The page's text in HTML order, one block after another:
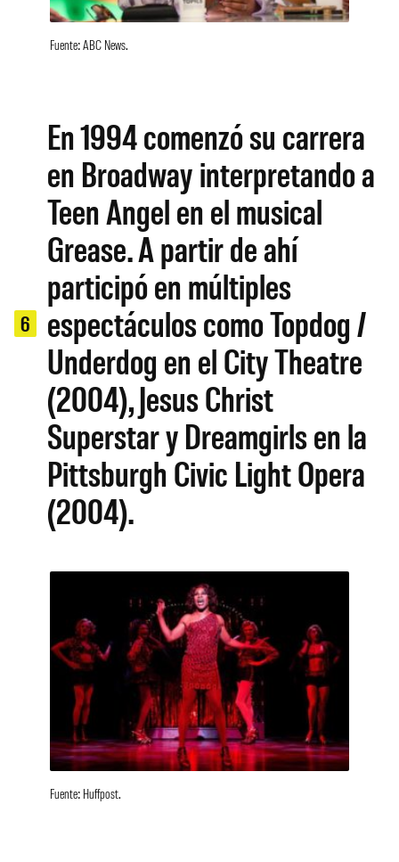
Fuente: ABC News.
6
En 1994 comenzó su carrera
en Broadway interpretando a
Teen Angel en el musical
Grease. A partir de ahí
participó en múltiples
espectáculos como Topdog /
Underdog en el City Theatre
(2004), Jesus Christ
Superstar y Dreamgirls en la
Pittsburgh Civic Light Opera
(2004).
Fuente: Huffpost.